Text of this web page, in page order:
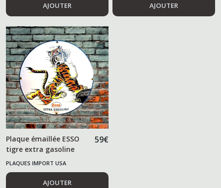
AJOUTER AJOUTER
Plaque émaillée ESSO
tigre extra gasoline
59€
PLAQUES IMPORT USA
AJOUTER